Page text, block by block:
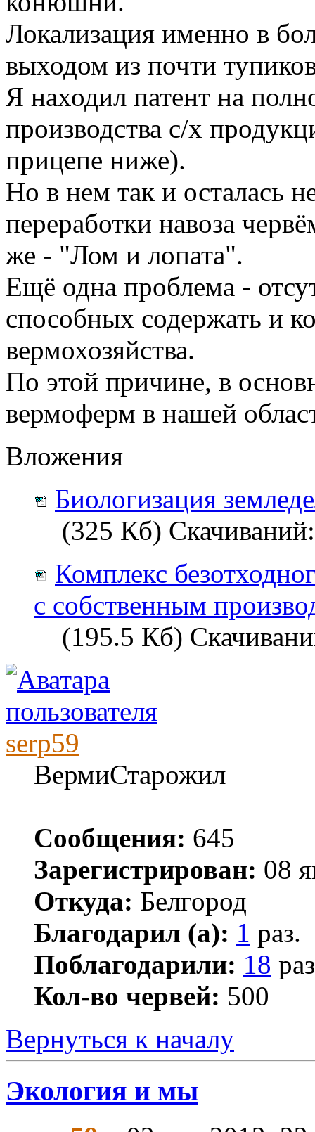
Локализация именно в
выходом из почти
Я находил патент на
производства с/х
прицепе ниже).
Но в нем так и осталась
переработки навоза
же - "Лом и лопата".
Ещё одна проблема -
способных содержать и
вермохозяйства.
По этой причине, в
вермоферм в нашей
Вложения
Биологизация
(325 Кб)
Комплекс
с собственным
(195.5 Кб)
serp59
ВермиСтарожил
Сообщения: 645
Зарегистрирован: 08
Откуда: Белгород
Благодарил (а): 1 раз.
Поблагодарили: 18
Кол-во червей: 500
Вернуться к началу
Экология и мы